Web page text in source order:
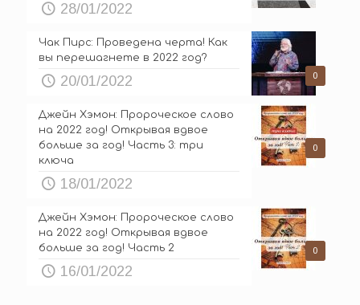
28/01/2022
0
Чак Пирс: Проведена черта! Как
вы перешагнете в 2022 год?
20/01/2022
0
Джейн Хэмон: Пророческое слово
на 2022 год! Открывая вдвое
больше за год! Часть 3: три
ключа
18/01/2022
0
Джейн Хэмон: Пророческое слово
на 2022 год! Открывая вдвое
больше за год! Часть 2
16/01/2022